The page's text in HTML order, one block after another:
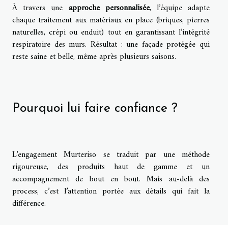
À travers une approche personnalisée, l’équipe adapte
chaque traitement aux matériaux en place (briques, pierres
naturelles, crépi ou enduit) tout en garantissant l’intégrité
respiratoire des murs. Résultat : une façade protégée qui
reste saine et belle, même après plusieurs saisons.
Pourquoi lui faire confiance ?
L’engagement Murteriso se traduit par une méthode
rigoureuse, des produits haut de gamme et un
accompagnement de bout en bout. Mais au-delà des
process, c’est l’attention portée aux détails qui fait la
différence.